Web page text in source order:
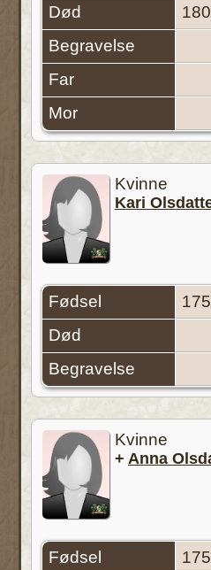
Død
Begravelse
Far
Mor
Kvinne
Kari
Fødsel
Død
Begravelse
Kvinne
+ Anna
Fødsel